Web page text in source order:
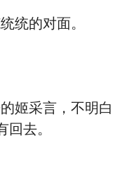
的对面。
采言，不明白
去。